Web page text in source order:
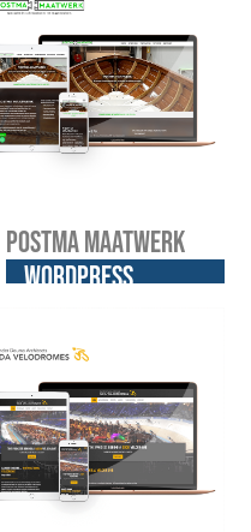
Postma Maatwerk
WordPress